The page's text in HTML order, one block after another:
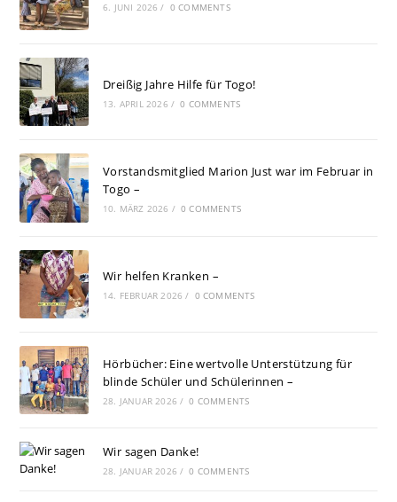
6. JUNI 2026 / 0 COMMENTS
Dreißig Jahre Hilfe für Togo!
13. APRIL 2026 / 0 COMMENTS
Vorstandsmitglied Marion Just war im Februar in
Togo –
10. MÄRZ 2026 / 0 COMMENTS
Wir helfen Kranken –
14. FEBRUAR 2026 / 0 COMMENTS
Hörbücher: Eine wertvolle Unterstützung für
blinde Schüler und Schülerinnen –
28. JANUAR 2026 / 0 COMMENTS
Wir sagen Danke!
28. JANUAR 2026 / 0 COMMENTS